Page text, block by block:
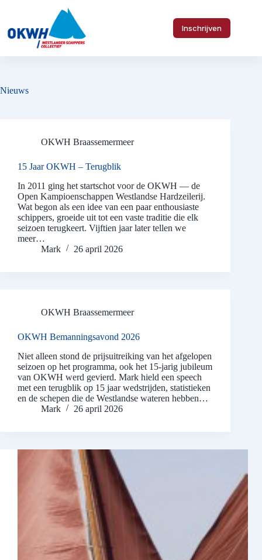
inhoud
Inschrijven
Nieuws
OKWH Braassemermeer
15 Jaar OKWH – Terugblik
In 2011 ging het startschot voor de OKWH — de
Open Kampioenschappen Westlandse Hardzeilerij.
Wat begon als een idee van een paar enthousiaste
schippers, groeide uit tot een vaste traditie die elk
seizoen terugkeert. Vijftien jaar later tellen we
meer…
Mark
26 april 2026
OKWH Braassemermeer
OKWH Bemanningsavond 2026
Niet alleen stond de prijsuitreiking van het afgelopen
seizoen op het programma, ook het 15-jarig jubileum
van OKWH werd gevierd. Mark hield een speech
met een terugblik op 15 jaar wedstrijden, statistieken
en de schepen die de Westlandse wateren hebben…
Mark
26 april 2026